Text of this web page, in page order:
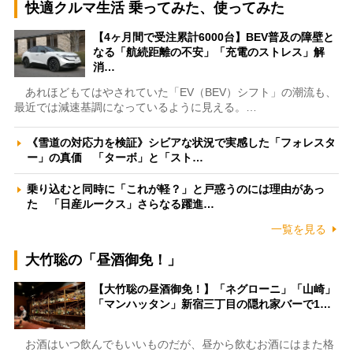
快適クルマ生活 乗ってみた、使ってみた
【4ヶ月間で受注累計6000台】BEV普及の障壁と
なる「航続距離の不安」「充電のストレス」解
消…
あれほどもてはやされていた「EV（BEV）シフト」の潮流も、
最近では減速基調になっているように見える。…
《雪道の対応力を検証》シビアな状況で実感した「フォレスタ
ー」の真価 「ターボ」と「スト…
乗り込むと同時に「これが軽？」と戸惑うのには理由があっ
た 「日産ルークス」さらなる躍進…
一覧を見る
大竹聡の「昼酒御免！」
【大竹聡の昼酒御免！】「ネグローニ」「山崎」
「マンハッタン」新宿三丁目の隠れ家バーで1…
お酒はいつ飲んでもいいものだが、昼から飲むお酒にはまた格